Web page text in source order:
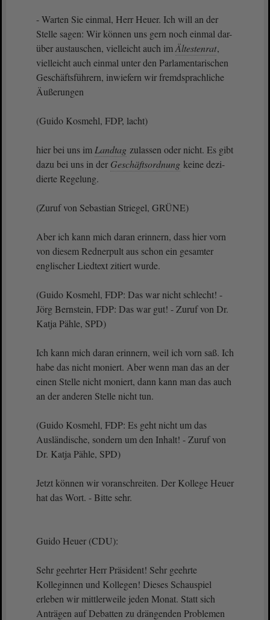
- Warten Sie einmal, Herr Heuer. Ich will an der
Stelle sagen: Wir können uns gern noch einmal dar-
über austauschen, vielleicht auch imÄltestenrat,
vielleicht auch einmal unter den Parlamentarischen
Geschäftsführern, inwiefern wir fremdsprachliche
Äußerungen
(Guido Kosmehl, FDP, lacht)
hier bei uns im Landtag zulassen oder nicht. Es gibt
dazu bei uns in der Geschäftsordnung keine dezi-
dierte Regelung.
(Zuruf von Sebastian Striegel, GRÜNE)
Aber ich kann mich daran erinnern, dass hier vorn
von diesem Rednerpult aus schon ein gesamter
englischer Liedtext zitiert wurde.
(Guido Kosmehl, FDP: Das war nicht schlecht! -
Jörg Bernstein, FDP: Das war gut! - Zuruf von Dr.
Katja Pähle, SPD)
Ich kann mich daran erinnern, weil ich vorn saß. Ich
habe das nicht moniert. Aber wenn man das an der
einen Stelle nicht moniert, dann kann man das auch
an der anderen Stelle nicht tun.
(Guido Kosmehl, FDP: Es geht nicht um das
Ausländische, sondern um den Inhalt! - Zuruf von
Dr. Katja Pähle, SPD)
Jetzt können wir voranschreiten. Der Kollege Heuer
hat das Wort. - Bitte sehr.
Guido Heuer (CDU):
Sehr geehrter Herr Präsident! Sehr geehrte
Kolleginnen und Kollegen! Dieses Schauspiel
erleben wir mittlerweile jeden Monat. Statt sich
Anträgen auf Debatten zu drängenden Problemen